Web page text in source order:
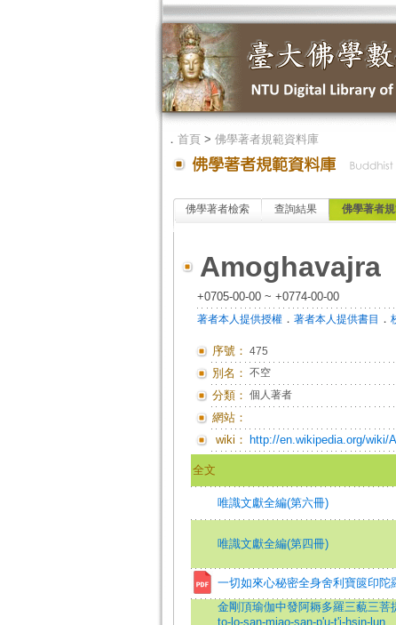
． 首頁> 佛學著者規範資料庫
佛學著者檢索 查詢結果 佛學著者
Amoghavajra
+0705-00-00 ~ +0774-00-00
著者本人提供授權． 著者本人提供書目 ．
序號： 475
別名： 不空
分類： 個人著者
網站：
wiki：
http://en.wikipedia.org/wiki/
全文
唯識文獻全編(第六冊)
唯識文獻全編(第四冊)
一切如來心秘密全身舍利寶篋印陀
金剛頂瑜伽中發阿耨多羅三藐三
to-lo-san-miao-san-p'u-t'i-hsin-lun